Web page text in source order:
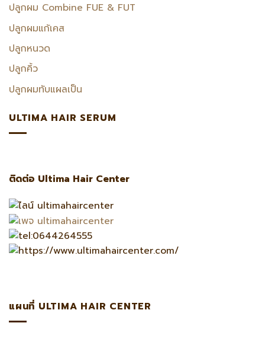
ปลูกผม Combine FUE & FUT
ปลูกผมแก้เคส
ปลูกหนวด
ปลูกคิ้ว
ปลูกผมทับแผลเป็น
ULTIMA HAIR SERUM
ติดต่อ Ultima Hair Center
แผนที่ ULTIMA HAIR CENTER